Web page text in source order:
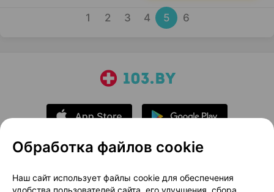
1 2 3 4 5 6
О проекте
Новости проекта
Обработка файлов cookie
Наш сайт использует файлы cookie для обеспечения
удобства пользователей сайта, его улучшения, сбора